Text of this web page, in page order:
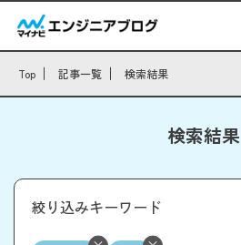
Top 記事一覧 検索結果
検索結果
絞り込みキーワード